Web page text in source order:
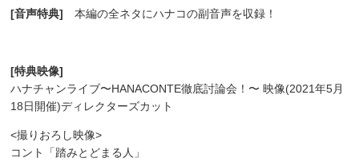
[音声特典] 本編の全ネタにハナコの副音声を収録！
[特典映像]
ハナチャンライブ〜HANACONTE徹底討論会！〜 映像(2021年5月
18日開催)ディレクターズカット
<撮りおろし映像>
コント「踏みとどまる人」